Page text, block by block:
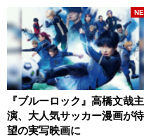
『ブルーロック』高橋文哉主
演、大人気サッカー漫画が待
望の実写映画に